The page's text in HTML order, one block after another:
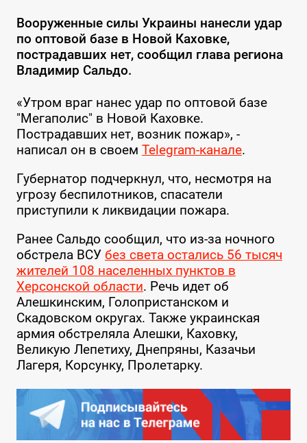
Вооруженные силы Украины нанесли удар
по оптовой базе в Новой Каховке,
пострадавших нет, сообщил глава региона
Владимир Сальдо.
«Утром враг нанес удар по оптовой базе
"Мегаполис" в Новой Каховке.
Пострадавших нет, возник пожар», -
написал он в своем Telegram-канале.
Губернатор подчеркнул, что, несмотря на
угрозу беспилотников, спасатели
приступили к ликвидации пожара.
Ранее Сальдо сообщил, что из-за ночного
обстрела ВСУ без света остались 56 тысяч
жителей 108 населенных пунктов в
Херсонской области. Речь идет об
Алешкинским, Голопристанском и
Скадовском округах. Также украинская
армия обстреляла Алешки, Каховку,
Великую Лепетиху, Днепряны, Казачьи
Лагеря, Корсунку, Пролетарку.